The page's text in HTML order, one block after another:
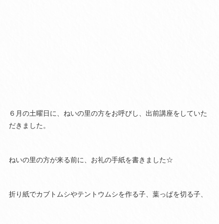
６月の土曜日に、ねいの里の方をお呼びし、出前講座をしていた
だきました。
ねいの里の方が来る前に、お礼の手紙を書きました☆
折り紙でカブトムシやテントウムシを作る子、葉っぱを切る子、